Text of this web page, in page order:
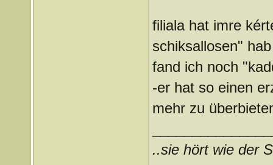
filiala hat imre
schiksallosen"
fand ich noch
-er hat so einen
mehr zu
..sie hört wie der